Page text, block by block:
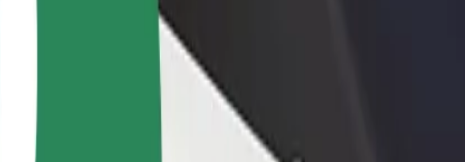
"Grigore T. Popa" a Podu Roș
and Pharmacy "Grigore T. Popa" a Podu Roș? Explorá nuestros servicios y encontrá la
Descargá la app de Bolt
Popa"